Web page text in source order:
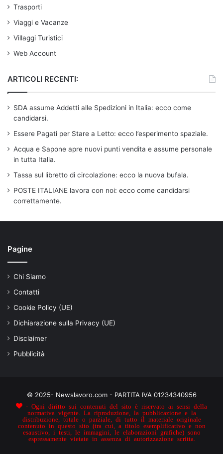
Trasporti
Viaggi e Vacanze
Villaggi Turistici
Web Account
ARTICOLI RECENTI:
SDA assume Addetti alle Spedizioni in Italia: ecco come
candidarsi.
Essere Pagati per Stare a Letto: ecco l’esperimento spaziale.
Acqua e Sapone apre nuovi punti vendita e assume personale
in tutta Italia.
Tassa sul libretto di circolazione: ecco la nuova bufala.
POSTE ITALIANE lavora con noi: ecco come candidarsi
correttamente.
Pagine
Chi Siamo
Contatti
Cookie Policy (UE)
Dichiarazione sulla Privacy (UE)
Disclaimer
Pubblicità
© 2025- Newslavoro.com - PARTITA IVA 01234340956
- Ogni diritto sui contenuti del sito è riservato ai sensi della
normativa vigente. La riproduzione, la pubblicazione e la
distribuzione, totale o parziale, di tutto il materiale originale
contenuto in questo sito (tra cui, a titolo esemplificativo e non
esaustivo, i testi, le immagini, le elaborazioni grafiche) sono
espressamente vietate in assenza di autorizzazione scritta.